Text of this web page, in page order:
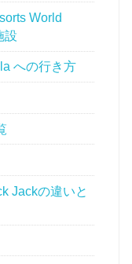
World
設
への行き方
Jackの違いと